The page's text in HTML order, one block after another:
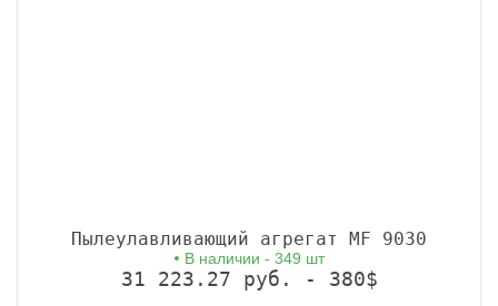
Пылеулавливающий агрегат MF 9030
В наличии - 349 шт
31 223.27 руб. - 380$